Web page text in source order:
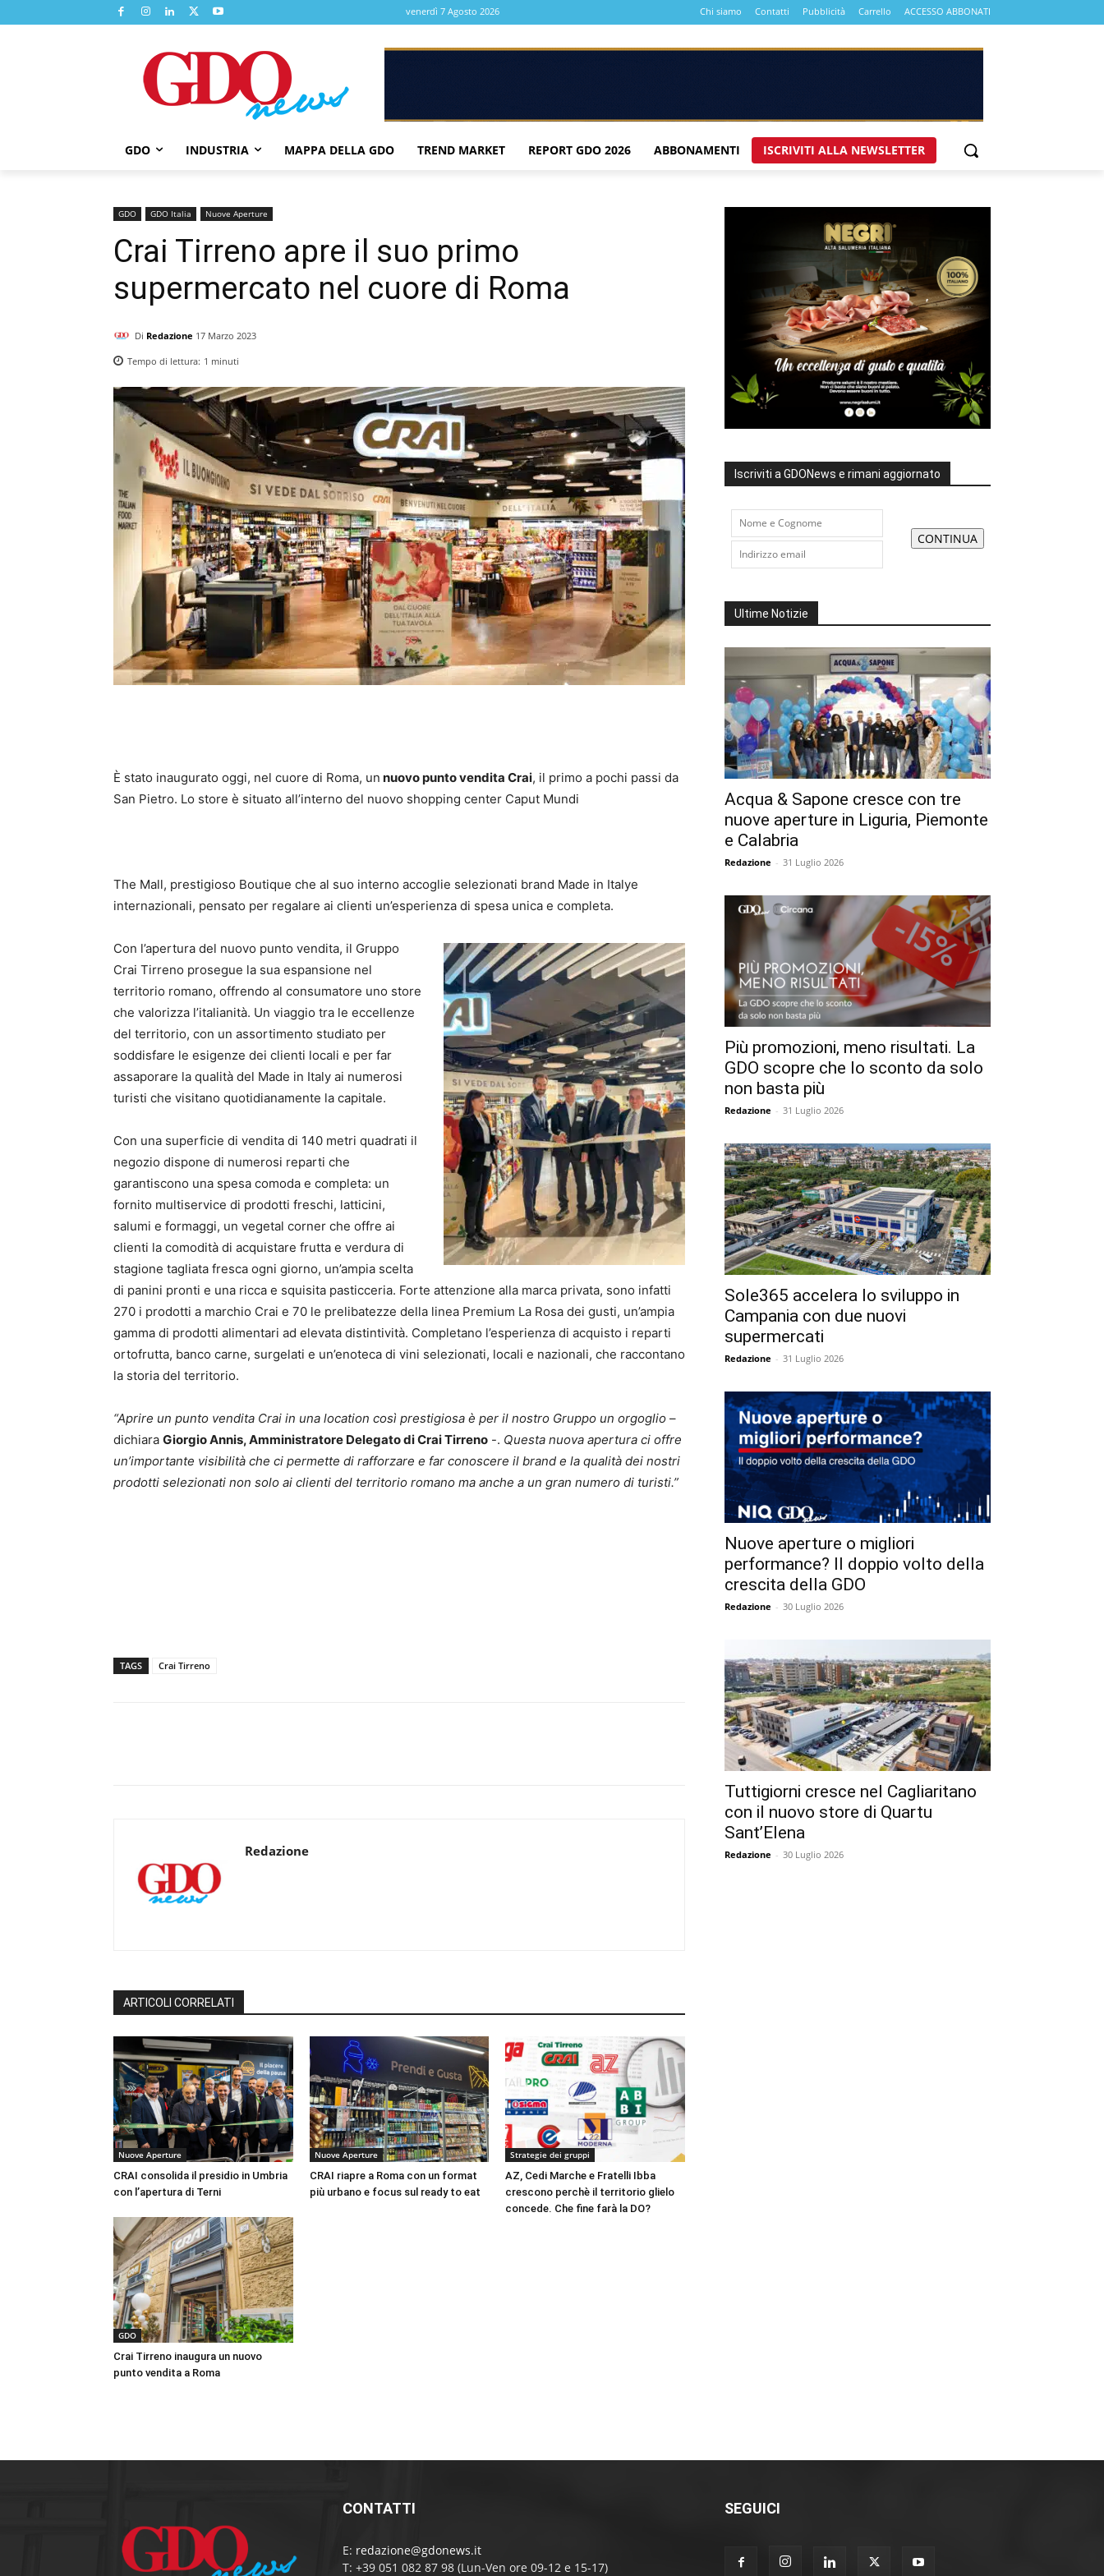
venerdì 7 Agosto 2026 Chi siamo Contatti Pubblicità Carrello ACCESSO ABBONATI
GDO INDUSTRIA MAPPA DELLA GDO TREND MARKET REPORT GDO 2026 ABBONAMENTI ISCRIVITI ALLA NEWSLETTER
GDO GDO Italia Nuove Aperture
Crai Tirreno apre il suo primo
supermercato nel cuore di Roma
Di Redazione 17 Marzo 2023
Tempo di lettura: 1 minuti
È stato inaugurato oggi, nel cuore di Roma, un nuovo punto vendita Crai, il primo a pochi passi da
San Pietro. Lo store è situato all’interno del nuovo shopping center Caput Mundi
The Mall, prestigioso Boutique che al suo interno accoglie selezionati brand Made in Italye
internazionali, pensato per regalare ai clienti un’esperienza di spesa unica e completa.
Con l’apertura del nuovo punto vendita, il Gruppo
Crai Tirreno prosegue la sua espansione nel
territorio romano, offrendo al consumatore uno store
che valorizza l’italianità. Un viaggio tra le eccellenze
del territorio, con un assortimento studiato per
soddisfare le esigenze dei clienti locali e per far
assaporare la qualità del Made in Italy ai numerosi
turisti che visitano quotidianamente la capitale.
Con una superficie di vendita di 140 metri quadrati il
negozio dispone di numerosi reparti che
garantiscono una spesa comoda e completa: un
fornito multiservice di prodotti freschi, latticini,
salumi e formaggi, un vegetal corner che offre ai
clienti la comodità di acquistare frutta e verdura di
stagione tagliata fresca ogni giorno, un’ampia scelta
di panini pronti e una ricca e squisita pasticceria. Forte attenzione alla marca privata, sono infatti
270 i prodotti a marchio Crai e 70 le prelibatezze della linea Premium La Rosa dei gusti, un’ampia
gamma di prodotti alimentari ad elevata distintività. Completano l’esperienza di acquisto i reparti
ortofrutta, banco carne, surgelati e un’enoteca di vini selezionati, locali e nazionali, che raccontano
la storia del territorio.
“Aprire un punto vendita Crai in una location così prestigiosa è per il nostro Gruppo un orgoglio –
dichiara Giorgio Annis, Amministratore Delegato di Crai Tirreno -. Questa nuova apertura ci offre
un’importante visibilità che ci permette di rafforzare e far conoscere il brand e la qualità dei nostri
prodotti selezionati non solo ai clienti del territorio romano ma anche a un gran numero di turisti.”
TAGS Crai Tirreno
Redazione
ARTICOLI CORRELATI
Nuove Aperture
CRAI consolida il presidio in Umbria
con l’apertura di Terni
Nuove Aperture
CRAI riapre a Roma con un format
più urbano e focus sul ready to eat
Strategie dei gruppi
AZ, Cedi Marche e Fratelli Ibba
crescono perchè il territorio glielo
concede. Che fine farà la DO?
GDO
Crai Tirreno inaugura un nuovo
punto vendita a Roma
Iscriviti a GDONews e rimani aggiornato
Ultime Notizie
Acqua & Sapone cresce con tre
nuove aperture in Liguria, Piemonte
e Calabria
Redazione - 31 Luglio 2026
Più promozioni, meno risultati. La
GDO scopre che lo sconto da solo
non basta più
Redazione - 31 Luglio 2026
Sole365 accelera lo sviluppo in
Campania con due nuovi
supermercati
Redazione - 31 Luglio 2026
Nuove aperture o migliori
performance? Il doppio volto della
crescita della GDO
Redazione - 30 Luglio 2026
Tuttigiorni cresce nel Cagliaritano
con il nuovo store di Quartu
Sant’Elena
Redazione - 30 Luglio 2026
CONTATTI
E: redazione@gdonews.it
T: +39 051 082 87 98 (Lun-Ven ore 09-12 e 15-17)
SEGUICI